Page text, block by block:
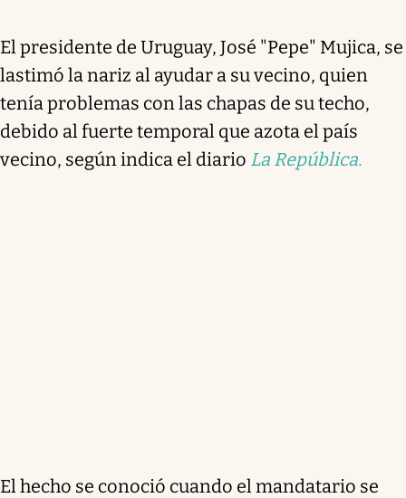
El presidente de Uruguay, José "Pepe" Mujica, se
lastimó la nariz al ayudar a su vecino, quien
tenía problemas con las chapas de su techo,
debido al fuerte temporal que azota el país
vecino, según indica el diario La República.
El hecho se conoció cuando el mandatario se